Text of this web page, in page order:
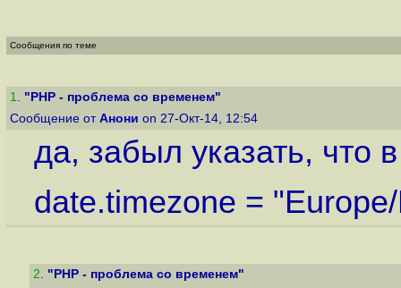
Сообщения по теме
1. "PHP - проблема со временем"
Сообщение от Анони on 27-Окт-14, 12:54
да, забыл указать, что
date.timezone =
2. "PHP - проблема со временем"